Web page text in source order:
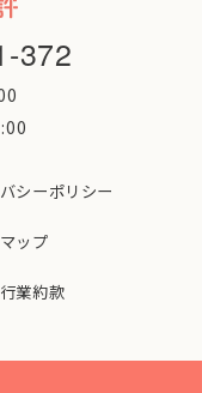
372
シーポリシー
ップ
業約款